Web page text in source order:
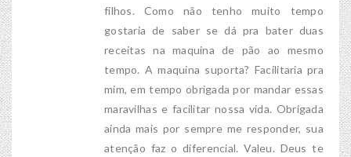
filhos. Como não tenho muito tempo
gostaria de saber se dá pra bater duas
receitas na maquina de pão ao mesmo
tempo. A maquina suporta? Facilitaria pra
mim, em tempo obrigada por mandar essas
maravilhas e facilitar nossa vida. Obrigada
ainda mais por sempre me responder, sua
atenção faz o diferencial. Valeu. Deus te